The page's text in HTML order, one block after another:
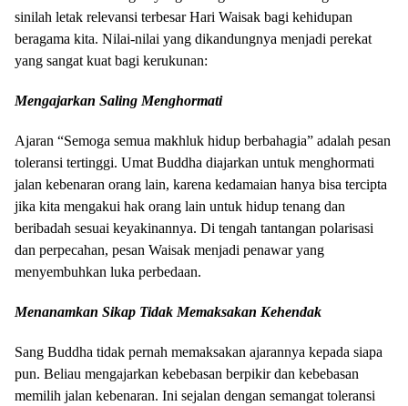
sinilah letak relevansi terbesar Hari Waisak bagi kehidupan
beragama kita. Nilai-nilai yang dikandungnya menjadi perekat
yang sangat kuat bagi kerukunan:
Mengajarkan Saling Menghormati
Ajaran “Semoga semua makhluk hidup berbahagia” adalah pesan
toleransi tertinggi. Umat Buddha diajarkan untuk menghormati
jalan kebenaran orang lain, karena kedamaian hanya bisa tercipta
jika kita mengakui hak orang lain untuk hidup tenang dan
beribadah sesuai keyakinannya. Di tengah tantangan polarisasi
dan perpecahan, pesan Waisak menjadi penawar yang
menyembuhkan luka perbedaan.
Menanamkan Sikap Tidak Memaksakan Kehendak
Sang Buddha tidak pernah memaksakan ajarannya kepada siapa
pun. Beliau mengajarkan kebebasan berpikir dan kebebasan
memilih jalan kebenaran. Ini sejalan dengan semangat toleransi